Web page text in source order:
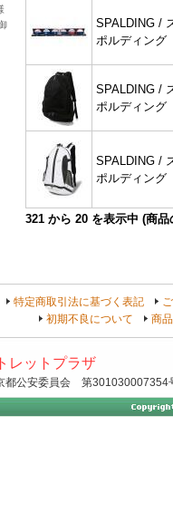
SPALDING /
ポルディング
SPALDING /
ポルディング
SPALDING /
ポルディング
321 から 20 を表示中 (商
特定商取引法に基づく表記
初期不良について
商
レットプラザ
都公安委員会 第301030007354